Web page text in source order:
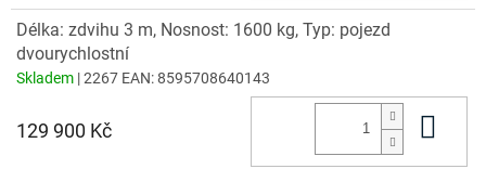
Délka: zdvihu 3 m, Nosnost: 1600 kg, Typ: pojezd
dvourychlostní
Skladem | 2267 EAN:8595708640143
129 900 Kč